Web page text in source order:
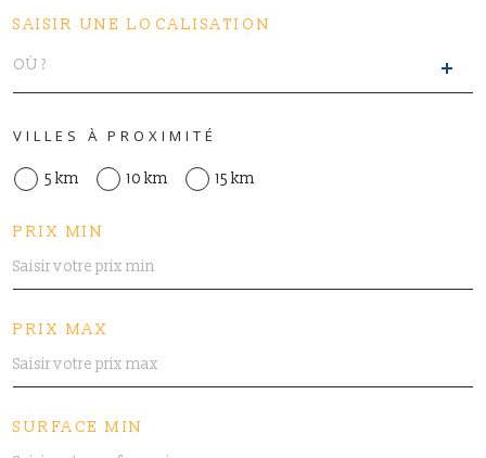
SAISIR UNE LOCALISATION
VILLES À PROXIMITÉ
5 km 10 km 15 km
PRIX MIN
PRIX MAX
SURFACE MIN